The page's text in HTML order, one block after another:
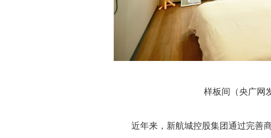
样板间（央广网
近年来，新航城控股集团通过完善